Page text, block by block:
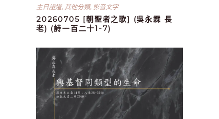
主日證道, 其他分類, 影音文字
20260705 [朝聖者之歌] (吳永霖 長
老) (詩一百二十1-7)